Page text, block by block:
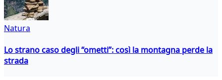
Natura
Lo strano caso degli “ometti”: così la montagna perde la
strada